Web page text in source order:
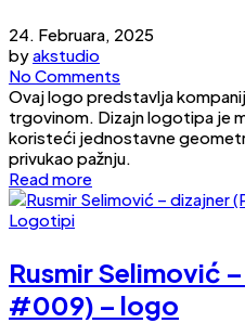
24. Februara, 2025
byakstudio
No Comments
Ovaj logo predstavlja
trgovinom. Dizajn logotipa je
koristeći jednostavne
privukao pažnju.
Read more
Logotipi
Rusmir Selimović
#009) – logo